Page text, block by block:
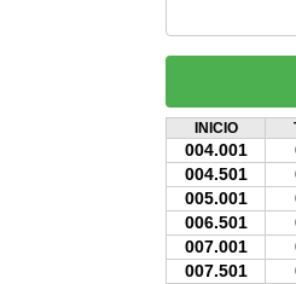
INICIO
004.001
004.501
005.001
006.501
007.001
007.501